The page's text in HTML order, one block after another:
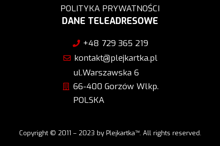
POLITYKA PRYWATNOŚCI
DANE TELEADRESOWE
+48 729 365 219
kontakt@plejkartka.pl
ul.Warszawska 6
66-400 Gorzów Wlkp.
POLSKA
Copyright © 2011 – 2023 by Plejkartka™. All rights reserved.